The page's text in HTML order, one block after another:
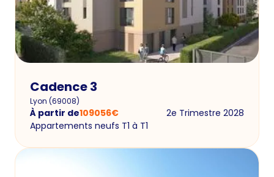
Cadence 3
Lyon (69008)
À partir de109056€
2e Trimestre 2028
Appartements neufs T1 à T1